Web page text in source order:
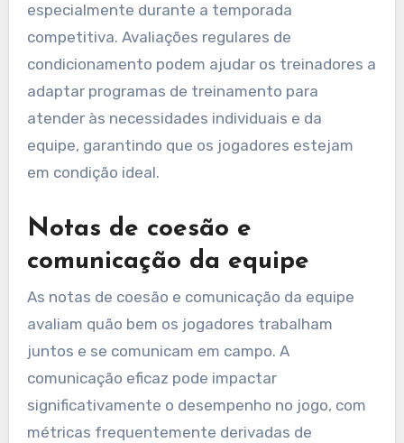
especialmente durante a temporada
competitiva. Avaliações regulares de
condicionamento podem ajudar os treinadores a
adaptar programas de treinamento para
atender às necessidades individuais e da
equipe, garantindo que os jogadores estejam
em condição ideal.
Notas de coesão e
comunicação da equipe
As notas de coesão e comunicação da equipe
avaliam quão bem os jogadores trabalham
juntos e se comunicam em campo. A
comunicação eficaz pode impactar
significativamente o desempenho no jogo, com
métricas frequentemente derivadas de